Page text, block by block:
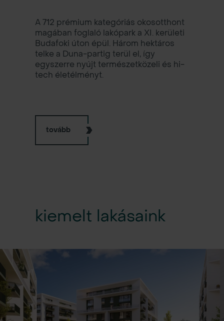
425 lakásos, prémium lakópark a 13.
kerületi Marina sétánynál.
Nemcsak a nevében zöld, 516 lakásos
oázis a város szívében, a IX. kerületben,
melyet közel nulla energiaigénye,
közösségi szolgáltatásai és karakteres
megjelenése tesz még vonzóbbá.
A 712 prémium kategóriás okosotthont
magában foglaló lakópark a XI. kerületi
Budafoki úton épül. Három hektáros
telke a Duna-partig terül el, így
egyszerre nyújt természetközeli és hi-
tech életélményt.
tovább
kiemelt lakásaink